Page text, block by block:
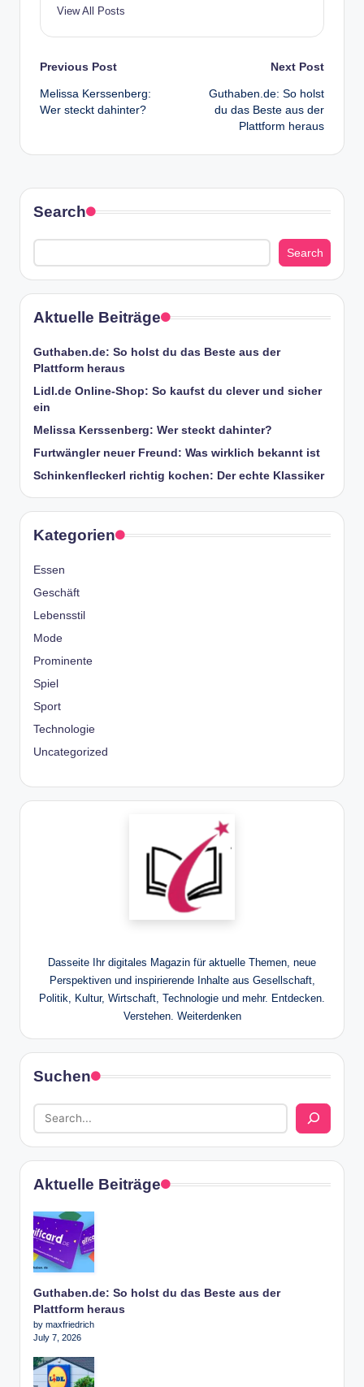
View All Posts
Post
navigation
Previous Post
Melissa Kerssenberg:
Wer steckt dahinter?
Next Post
Guthaben.de: So holst
du das Beste aus der
Plattform heraus
Search
Search
Aktuelle Beiträge
Guthaben.de: So holst du das Beste aus der
Plattform heraus
Lidl.de Online-Shop: So kaufst du clever und sicher
ein
Melissa Kerssenberg: Wer steckt dahinter?
Furtwängler neuer Freund: Was wirklich bekannt ist
Schinkenfleckerl richtig kochen: Der echte Klassiker
Kategorien
Essen
Geschäft
Lebensstil
Mode
Prominente
Spiel
Sport
Technologie
Uncategorized
Dasseite Ihr digitales Magazin für aktuelle Themen, neue
Perspektiven und inspirierende Inhalte aus Gesellschaft,
Politik, Kultur, Wirtschaft, Technologie und mehr. Entdecken.
Verstehen. Weiterdenken
Suchen
Aktuelle Beiträge
Guthaben.de: So holst du das Beste aus der
Plattform heraus
by maxfriedrich
July 7, 2026